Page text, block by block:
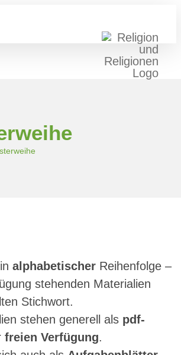
alphabetischer Reihenfolge –
stehenden Materialien
Stichwort.
stehen generell als pdf-
freien Verfügung.